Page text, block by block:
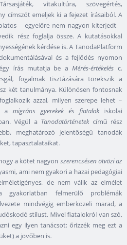
vitakultúra, szövegértés,
címszót emeljek ki a fejezet írásaiból. A
– egyelőre nem nagyon kiterjedt –
rész foglalja össze. A kutatásokkal
kérdése is. A TanodaPlatform
és a fejlődés nyomon
írás mutatja be aMérés-értékelés c.
fogalmak tisztázására törekszik a
két tanulmánya. Különösen fontosnak
azzal, milyen szerepe lehet –
a migráns gyerekek és fiatalokiskolai
Végül a Tanodatörténetekcímű rész
meghatározó jelentőségű tanodák
tapasztalataikat.
a kötet nagyon szerencsésen ötvözi az
ami nem gyakori a hazai pedagógiai
de nem válik az elmélet
felmerülő problémák
mindvégig emberközeli marad, a
stílust. Mivel fiatalokról van szó,
egy ilyen tanácsot: őrizzék meg ezt a
a jövőben is.